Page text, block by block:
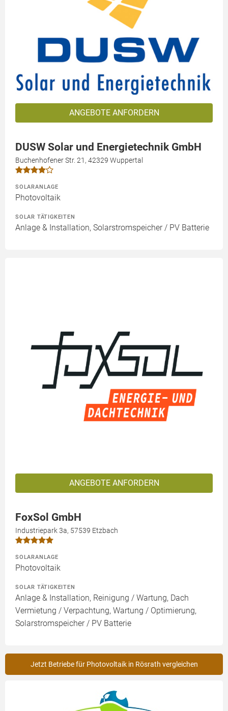
ANGEBOTE ANFORDERN
DUSW Solar und Energietechnik GmbH
Buchenhofener Str. 21, 42329 Wuppertal
SOLARANLAGE
Photovoltaik
SOLAR TÄTIGKEITEN
Anlage & Installation, Solarstromspeicher / PV Batterie
ANGEBOTE ANFORDERN
FoxSol GmbH
Industriepark 3a, 57539 Etzbach
SOLARANLAGE
Photovoltaik
SOLAR TÄTIGKEITEN
Anlage & Installation, Reinigung / Wartung, Dach
Vermietung / Verpachtung, Wartung / Optimierung,
Solarstromspeicher / PV Batterie
Jetzt Betriebe für Photovoltaik in Rösrath vergleichen